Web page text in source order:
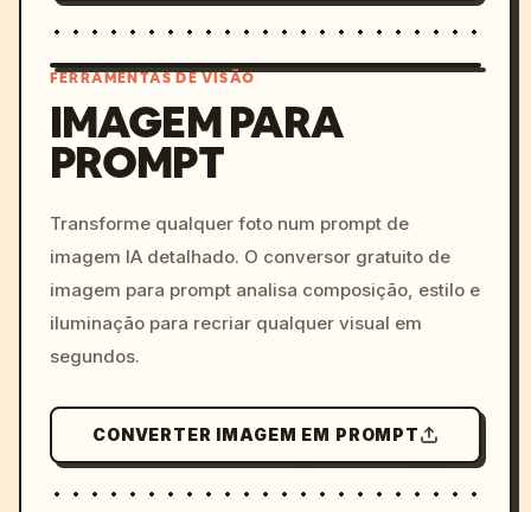
colors, 8k --v 6.0
FERRAMENTAS DE VISÃO
IMAGEM PARA
PROMPT
Transforme qualquer foto num prompt de
imagem IA detalhado. O conversor gratuito de
imagem para prompt analisa composição, estilo e
iluminação para recriar qualquer visual em
segundos.
CONVERTER IMAGEM EM PROMPT